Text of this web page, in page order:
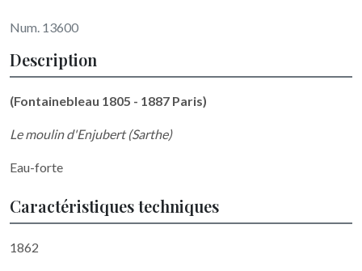
Num. 13600
Description
(Fontainebleau 1805 - 1887 Paris)
Le moulin d'Enjubert (Sarthe)
Eau-forte
Caractéristiques techniques
1862